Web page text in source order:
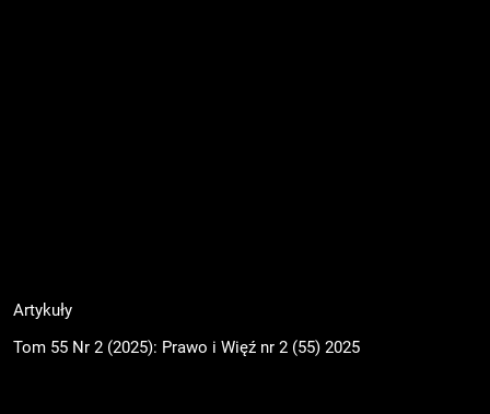
Artykuły
Tom 55 Nr 2 (2025): Prawo i Więź nr 2 (55) 2025